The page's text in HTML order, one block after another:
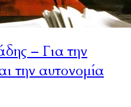
– Για την
την αυτονομία